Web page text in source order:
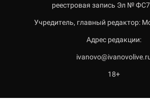
реестровая запись Эл №
Учредитель, главный редактор:
Адрес редакции:
18+